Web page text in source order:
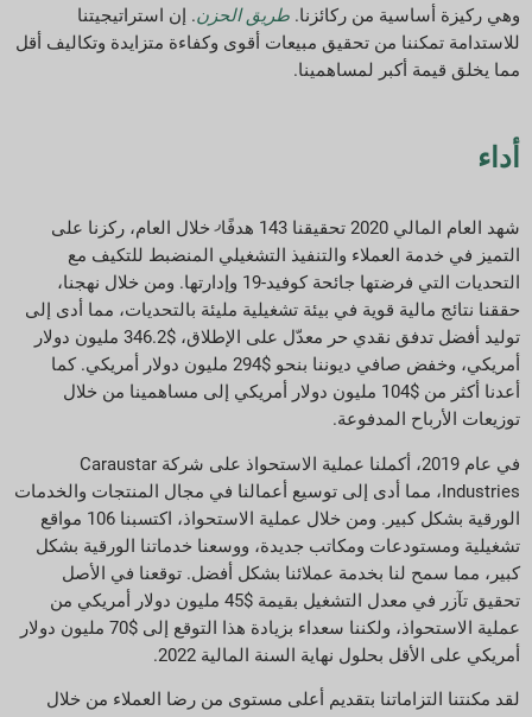
وهي ركيزة أساسية من ركائزنا. طريق الحزن. إن استراتيجيتنا
للاستدامة تمكننا من تحقيق مبيعات أقوى وكفاءة متزايدة وتكاليف أقل
مما يخلق قيمة أكبر لمساهمينا.
أداء
شهد العام المالي 2020 تحقيقنا 143 هدفًا ر خلال العام، ركزنا على
التميز في خدمة العملاء والتنفيذ التشغيلي المنضبط للتكيف مع
التحديات التي فرضتها جائحة كوفيد-19 وإدارتها. ومن خلال نهجنا،
حققنا نتائج مالية قوية في بيئة تشغيلية مليئة بالتحديات، مما أدى إلى
توليد أفضل تدفق نقدي حر معدّل على الإطلاق، $346.2 مليون دولار
أمريكي، وخفض صافي ديوننا بنحو $294 مليون دولار أمريكي. كما
أعدنا أكثر من $104 مليون دولار أمريكي إلى مساهمينا من خلال
توزيعات الأرباح المدفوعة.
في عام 2019، أكملنا عملية الاستحواذ على شركة Caraustar
Industries، مما أدى إلى توسيع أعمالنا في مجال المنتجات والخدمات
الورقية بشكل كبير. ومن خلال عملية الاستحواذ، اكتسبنا 106 مواقع
تشغيلية ومستودعات ومكاتب جديدة، ووسعنا خدماتنا الورقية بشكل
كبير، مما سمح لنا بخدمة عملائنا بشكل أفضل. توقعنا في الأصل
تحقيق تآزر في معدل التشغيل بقيمة $45 مليون دولار أمريكي من
عملية الاستحواذ، ولكننا سعداء بزيادة هذا التوقع إلى $70 مليون دولار
أمريكي على الأقل بحلول نهاية السنة المالية 2022.
لقد مكنتنا التزاماتنا بتقديم أعلى مستوى من رضا العملاء من خلال